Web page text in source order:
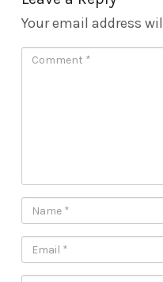
Your email address